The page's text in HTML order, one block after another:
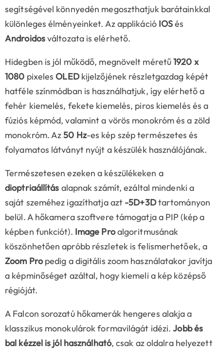
segítségével könnyedén megoszthatjuk barátainkkal
különleges élményeinket. Az applikáció IOSés
Androidosváltozata is elérhető.
Hidegben is jól működő, megnövelt méretű1920 x
1080 pixelesOLEDkijelzőjének részletgazdag képét
hatféle színmódban is használhatjuk, így elérhető a
fehér kiemelés, fekete kiemelés, piros kiemelés és a
fúziós képmód, valamint a vörös monokróm és a zöld
monokróm. Az50 Hz-es kép szép természetes és
folyamatos látványt nyújt a készülék használójának.
Természetesen ezeken a készülékeken a
dioptriaállítás alapnak számít, ezáltal mindenki a
saját szeméhez igazíthatja azt -5D+3Dtartományon
belül. A hőkamera szoftvere támogatja a PIP (kép a
képben funkciót). Image Proalgoritmusának
köszönhetően apróbb részletek is felismerhetőek, a
Zoom Propedig a digitális zoom használatakor javítja
a képminőséget azáltal, hogy kiemeli a kép középső
régióját.
A Falcon sorozatú hőkamerák hengeres alakja a
klasszikus monokulárok formavilágát idézi.Jobb és
bal kézzel is jól használható, csak az oldalra helyezett